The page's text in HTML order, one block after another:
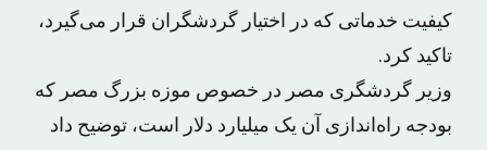
کیفیت خدماتی که در اختیار گردشگران قرار می‌گیرد،
تاکید کرد.
وزیر گردشگری مصر در خصوص موزه بزرگ مصر که
بودجه راه‌اندازی آن یک میلیارد دلار است، توضیح داد